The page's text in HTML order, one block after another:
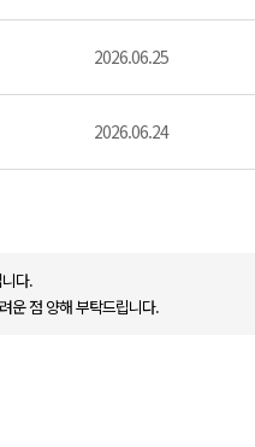
2026.06.25
2026.06.24
다.
운 점 양해 부탁드립니다.